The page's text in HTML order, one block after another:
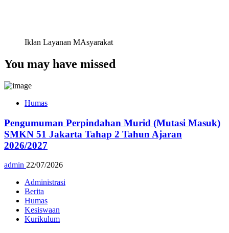
Iklan Layanan MAsyarakat
You may have missed
Humas
Pengumuman Perpindahan Murid (Mutasi Masuk)
SMKN 51 Jakarta Tahap 2 Tahun Ajaran
2026/2027
admin 22/07/2026
Administrasi
Berita
Humas
Kesiswaan
Kurikulum